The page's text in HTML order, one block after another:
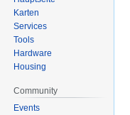
Karten
Services
Tools
Hardware
Housing
Community
Events